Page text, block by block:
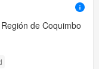
de Coquimbo